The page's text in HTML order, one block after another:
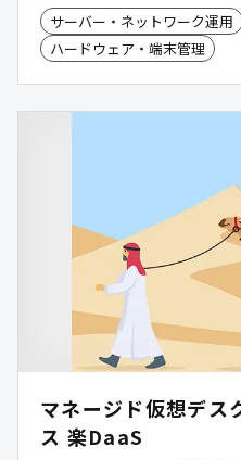
対策としてもお役立ていただ
集機能を活用して従業員の労
サーバー・ネットワーク運用
ハードウェア・端末管理
マネージド仮想デス
ス 楽DaaS